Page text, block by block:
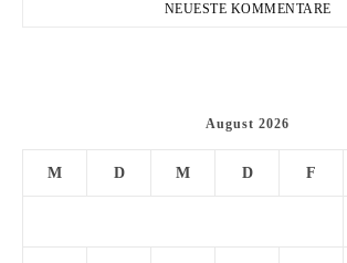
NEUESTE KOMMENTARE
August 2026
M D M D F